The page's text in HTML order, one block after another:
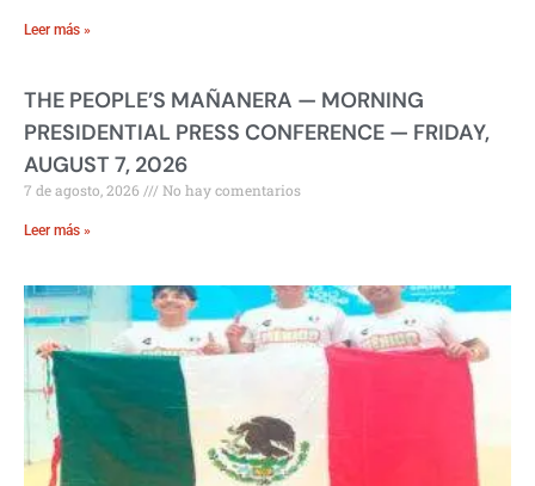
Leer más »
THE PEOPLE’S MAÑANERA — MORNING
PRESIDENTIAL PRESS CONFERENCE — FRIDAY,
AUGUST 7, 2026
7 de agosto, 2026 No hay comentarios
Leer más »